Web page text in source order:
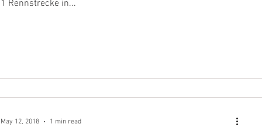
1 Rennstrecke in...
May 12, 2018 1 min read